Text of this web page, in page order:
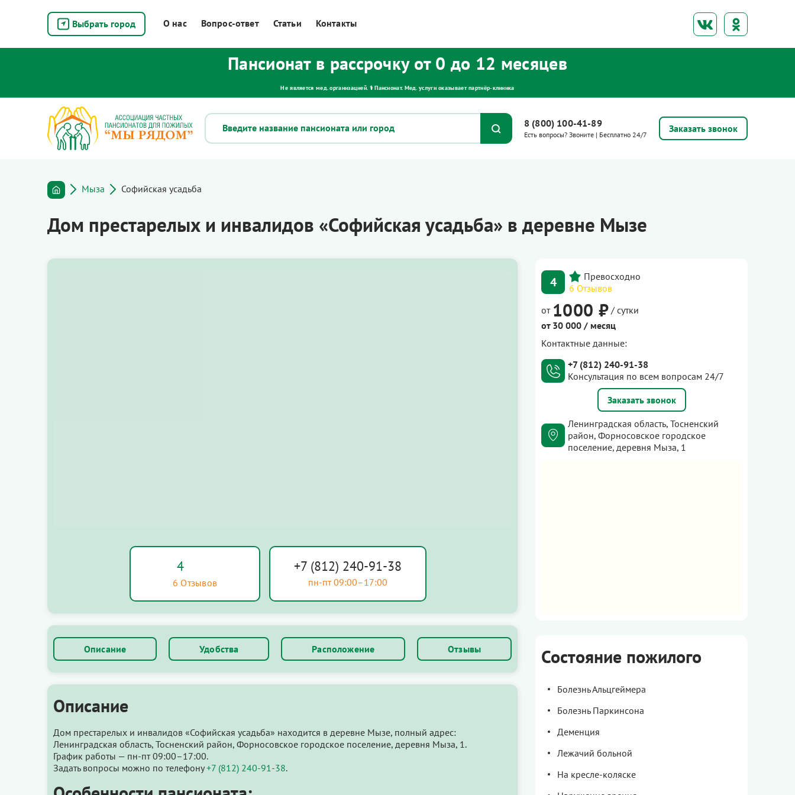
Выбрать город О нас Вопрос-ответ Статьи Контакты
Пансионат в рассрочку от 0 до 12 месяцев
Не является мед. организацией. ⚕ Пансионат. Мед. услуги оказывает партнёр‑клиника
8 (800) 100-41-89
Есть вопросы? Звоните | Бесплатно 24/7
Заказать звонок
Мыза Софийская усадьба
Дом престарелых и инвалидов «Софийская усадьба» в деревне Мызе
4
6 Отзывов
+7 (812) 240-91-38
пн-пт 09:00–17:00
Описание Удобства Расположение Отзывы
Описание
Дом престарелых и инвалидов «Софийская усадьба» находится в деревне Мызе, полный адрес:
Ленинградская область, Тосненский район, Форносовское городское поселение, деревня Мыза, 1.
График работы — пн-пт 09:00–17:00.
Задать вопросы можно по телефону+7 (812) 240-91-38.
4
6 Отзывов
от 1000 ₽/ сутки
от 30 000 / месяц
Контактные данные:
+7 (812) 240-91-38
Консультация по всем вопросам 24/7
Заказать звонок
Ленинградская область, Тосненский
район, Форносовское городское
поселение, деревня Мыза, 1
Состояние пожилого
Болезнь Альцгеймера
Болезнь Паркинсона
Деменция
Лежачий больной
На кресле-коляске